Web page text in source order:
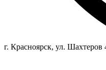
г. Красноярск, ул.